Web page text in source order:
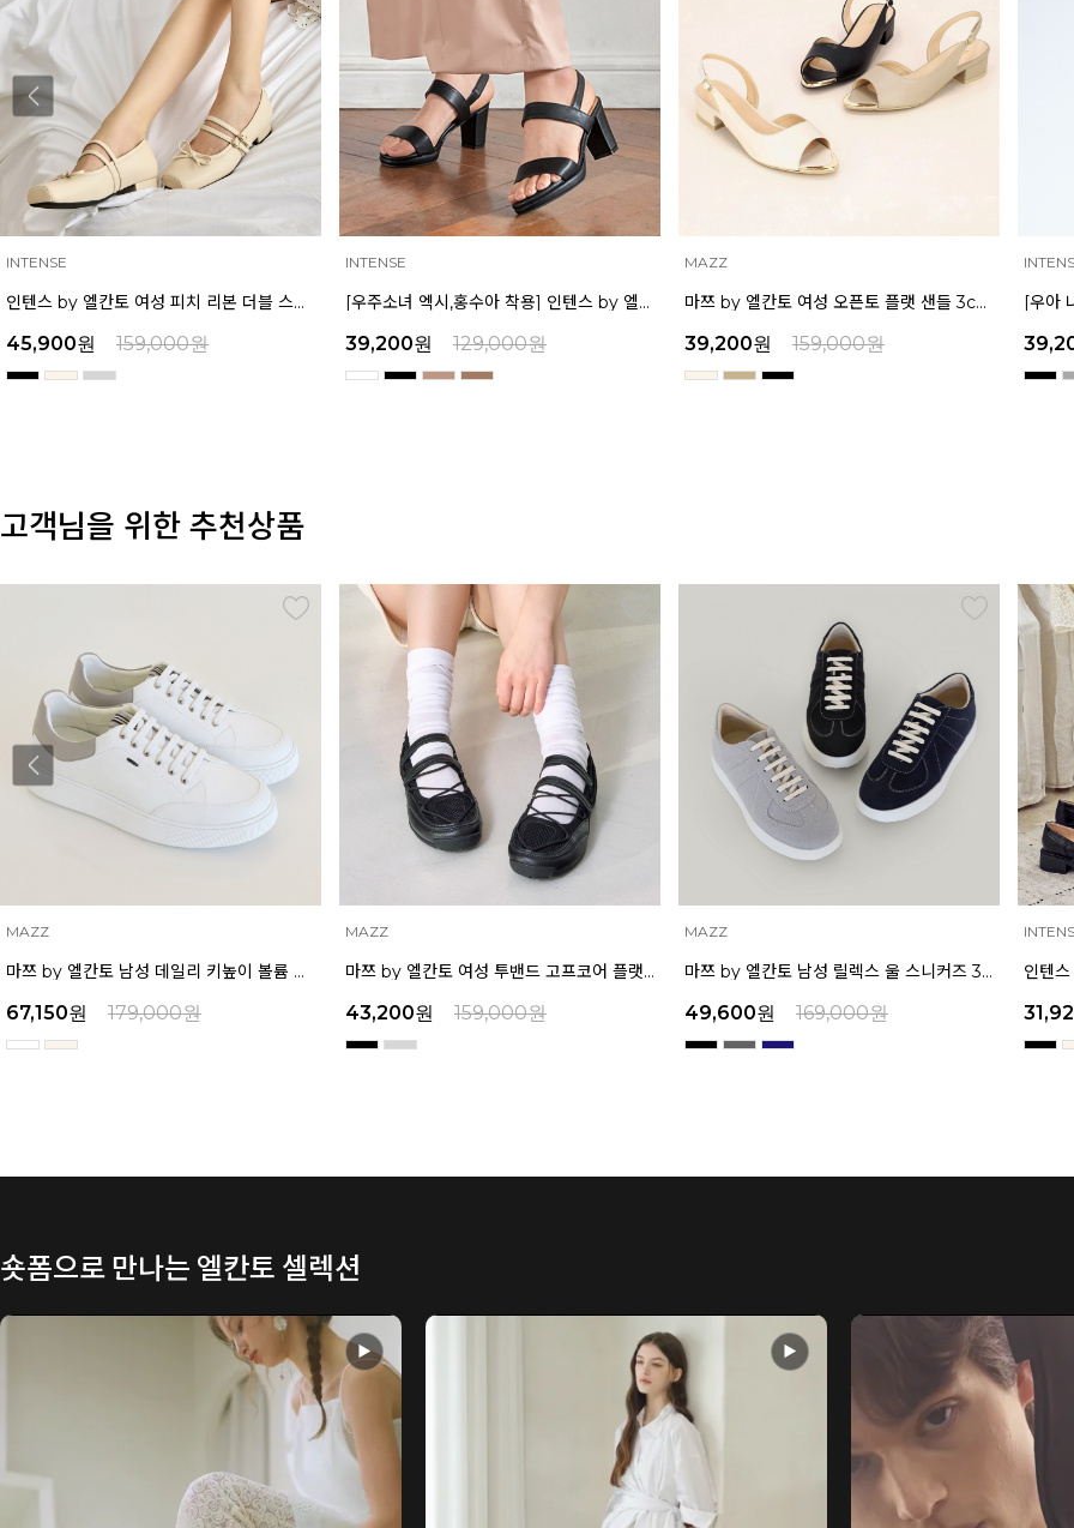
INTENSE
[우주소녀 엑시,홍수아 착용] 인텐스 by 엘칸토 여성 가보시힐 샌들 7cm LCWW08I126
39,200원 129,000원
MAZZ
마쯔 by 엘칸토 여성 오픈토 플랫 샌들 3cm LCWW39M326
39,200원 159,000원
INTENSE
[우아 나나 착용] 인텐스 by 엘칸토 여성 더블 스트랩 샌들 7cm LCWW35I326
39,200원 159,000원
MAZZ
고객님을 위한 추천상품
MAZZ
43,200원 159,000원
MAZZ
마쯔 by 엘칸토 남성 릴렉스 울 스니커즈 3cm LCMS57M613
49,600원 169,000원
INTENSE
인텐스 by 엘칸토 여성 피치 리본 메리제인 3.5cm LCWD96I613
31,920원 169,000원
숏폼으로 만나는 엘칸토 셀렉션
▶ ▶